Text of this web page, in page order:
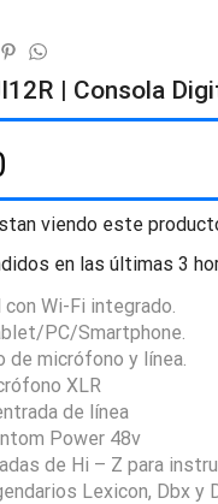
| Consola
viendo este
en las últimas 3
Wi-Fi integrado.
PC/Smartphone.
de micrófono y línea.
XLR
de línea
Power 48v
de Hi – Z para
Lexicon, Dbx y